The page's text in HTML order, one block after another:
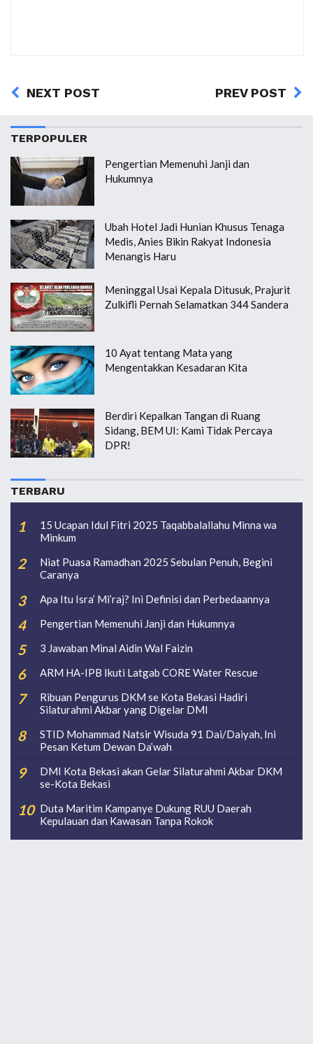
NEXT POST PREV POST
TERPOPULER
Pengertian Memenuhi Janji dan
Hukumnya
Ubah Hotel Jadi Hunian Khusus Tenaga
Medis, Anies Bikin Rakyat Indonesia
Menangis Haru
Meninggal Usai Kepala Ditusuk, Prajurit
Zulkifli Pernah Selamatkan 344 Sandera
10 Ayat tentang Mata yang
Mengentakkan Kesadaran Kita
Berdiri Kepalkan Tangan di Ruang
Sidang, BEM UI: Kami Tidak Percaya
DPR!
TERBARU
15 Ucapan Idul Fitri 2025 Taqabbalallahu Minna wa
Minkum
Niat Puasa Ramadhan 2025 Sebulan Penuh, Begini
Caranya
Apa Itu Isra’ Mi’raj? Ini Definisi dan Perbedaannya
Pengertian Memenuhi Janji dan Hukumnya
3 Jawaban Minal Aidin Wal Faizin
ARM HA-IPB Ikuti Latgab CORE Water Rescue
Ribuan Pengurus DKM se Kota Bekasi Hadiri
Silaturahmi Akbar yang Digelar DMI
STID Mohammad Natsir Wisuda 91 Dai/Daiyah, Ini
Pesan Ketum Dewan Da’wah
DMI Kota Bekasi akan Gelar Silaturahmi Akbar DKM
se-Kota Bekasi
Duta Maritim Kampanye Dukung RUU Daerah
Kepulauan dan Kawasan Tanpa Rokok